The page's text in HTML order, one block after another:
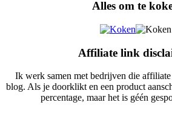
Alles om te
Affiliate link
Ik werk samen met bedrijven die
blog. Als je doorklikt en een product
percentage, maar het is géén